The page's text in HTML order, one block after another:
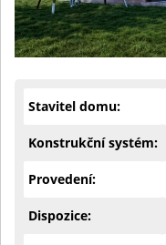
Stavitel domu:
Konstrukční systém:
Provedení:
Dispozice: